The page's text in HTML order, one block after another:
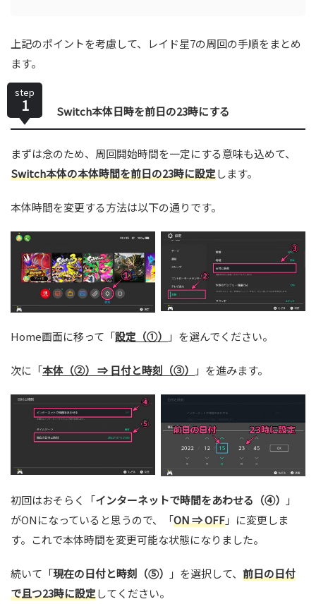
上記のポイントを考慮して、レイド星7の周回の手順をまとめ
ます。
step
1 Switch本体日時を前日の23時にする
まずは念のため、周回開始時間を一定にする意味も込めて、
Switch本体の本体時間を前日の23時に設定します。
本体時間を変更する方法は以下の通りです。
Home画面に移って「設定（①） 」を選んでください。
次に「本体（②） ⇒ 日付と時刻（③） 」を進みます。
初回はおそらく「インターネットで時間をあわせる（④）
」
がONになっていると思うので、「ON ⇒ OFF」に変更しま
す。これで本体時間を変更可能な状態になりました。
続いて「現在の日付と時刻（⑤） 」を選択して、 前日の日付
で且つ23時に設定してください。